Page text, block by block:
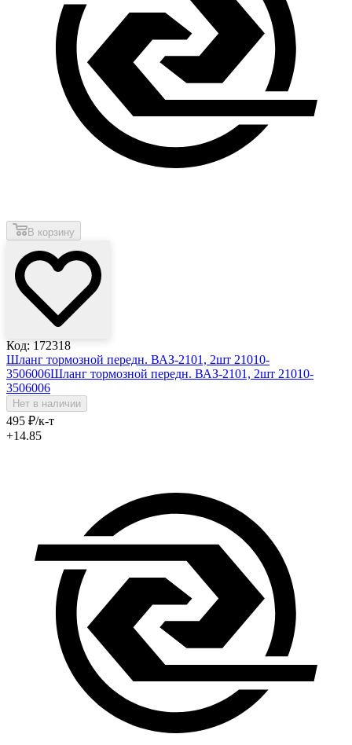
В корзину
Код: 172318
Шланг тормозной передн. ВАЗ-2101, 2шт 21010-
3506006Шланг тормозной передн. ВАЗ-2101, 2шт 21010-
3506006
Нет в наличии
495 ₽/к-т
+14.85